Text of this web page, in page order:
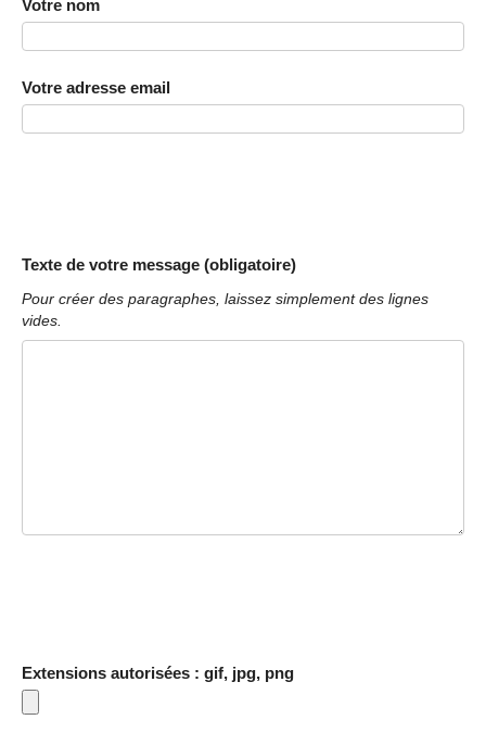
Votre nom
Votre adresse email
Texte de votre message (obligatoire)
Pour créer des paragraphes, laissez simplement des lignes
vides.
Extensions autorisées : gif, jpg, png